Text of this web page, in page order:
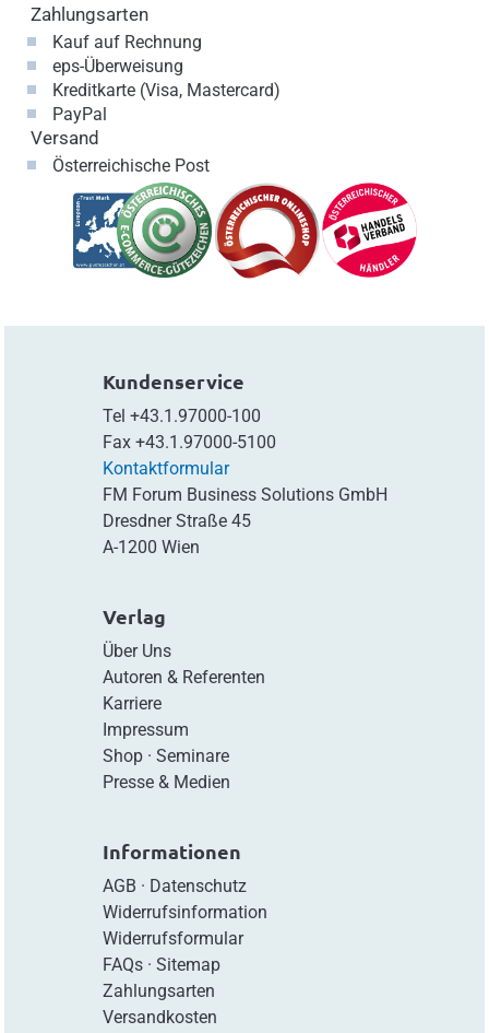
Zahlungsarten
Kauf auf Rechnung
eps-Überweisung
Kreditkarte (Visa, Mastercard)
PayPal
Versand
Österreichische Post
Kundenservice
Tel +43.1.97000-100
Fax +43.1.97000-5100
Kontaktformular
FM Forum Business Solutions GmbH
Dresdner Straße 45
A-1200 Wien
Verlag
Über Uns
Autoren & Referenten
Karriere
Impressum
Shop· Seminare
Presse & Medien
Informationen
AGB · Datenschutz
Widerrufsinformation
Widerrufsformular
FAQs· Sitemap
Zahlungsarten
Versandkosten